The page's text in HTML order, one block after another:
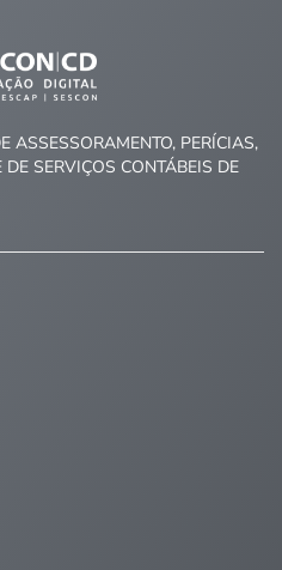
ASSESSORAMENTO, PERÍCIAS,
SERVIÇOS CONTÁBEIS DE